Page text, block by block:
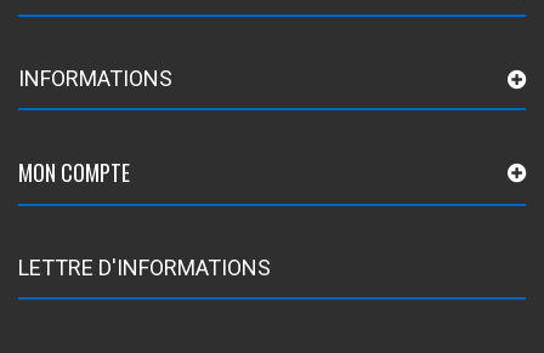
INFORMATIONS
MON COMPTE
LETTRE D'INFORMATIONS